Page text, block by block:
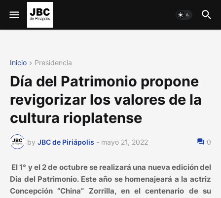
Inicio Presidencia
Día del Patrimonio propone
revigorizar los valores de la
cultura rioplatense
by JBC de Piriápolis - mayo 21, 2022 0
El 1° y el 2 de octubre se realizará una nueva edición del
Día del Patrimonio. Este año se homenajeará a la actriz
Concepción “China” Zorrilla, en el centenario de su